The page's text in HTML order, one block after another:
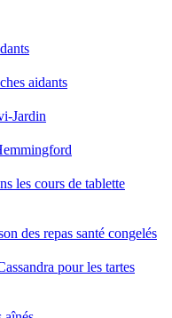
aidants
Jardin
les cours de tablette
des repas santé congelés
pour les tartes